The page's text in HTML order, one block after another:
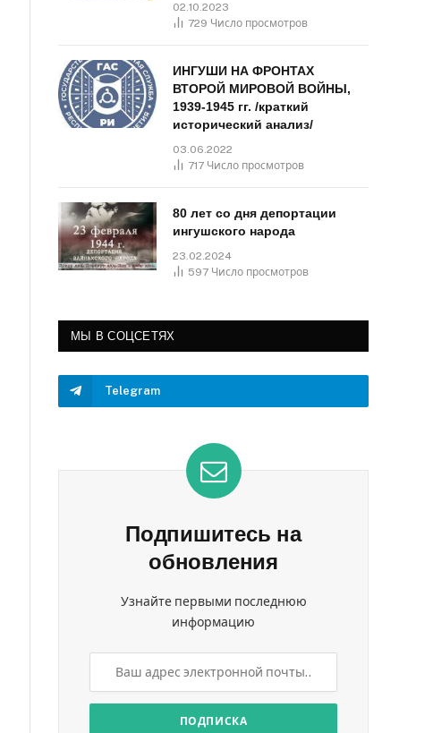
02.10.2023
729 Число просмотров
ИНГУШИ НА ФРОНТАХ
ВТОРОЙ МИРОВОЙ ВОЙНЫ,
1939-1945 гг. /краткий
исторический анализ/
03.06.2022
717 Число просмотров
80 лет со дня депортации
ингушского народа
23.02.2024
597 Число просмотров
МЫ В СОЦСЕТЯХ
Telegram
Подпишитесь на
обновления
Узнайте первыми последнюю
информацию